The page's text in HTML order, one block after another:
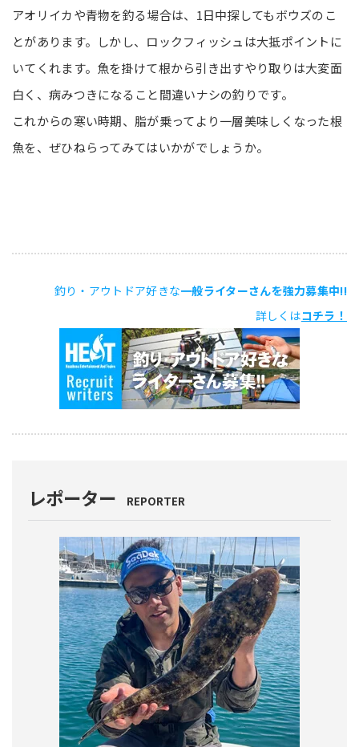
アオリイカや青物を釣る場合は、1日中探してもボウズのこ
とがあります。しかし、ロックフィッシュは大抵ポイントに
いてくれます。魚を掛けて根から引き出すやり取りは大変面
白く、病みつきになること間違いナシの釣りです。
これからの寒い時期、脂が乗ってより一層美味しくなった根
魚を、ぜひねらってみてはいかがでしょうか。
釣り・アウトドア好きな一般ライターさんを強力募集中!!
詳しくはコチラ！
レポーター REPORTER